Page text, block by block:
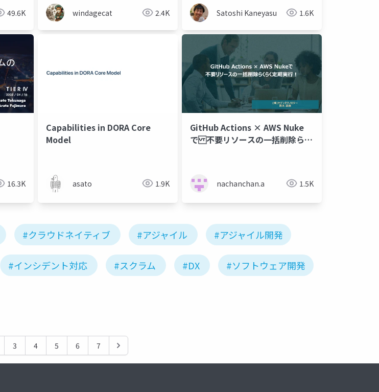
49.6K windagecat 2.4K Satoshi Kaneyasu 1.6K
16.3K
Capabilities in DORA Core
Model
asato 1.9K
GitHub Actions × AWS Nuke
で 不要リソースの一括削除らく
nachanchan.a 1.5K
#クラウドネイティブ #アジャイル #アジャイル開発
#インシデント対応 #スクラム #DX #ソフトウェア開発
3 4 5 6 7